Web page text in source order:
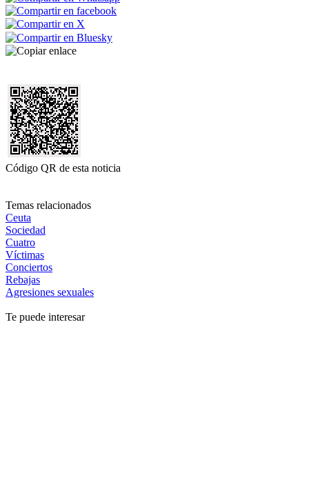
Código QR de esta noticia
Temas relacionados
Ceuta
Sociedad
Cuatro
Víctimas
Conciertos
Rebajas
Agresiones sexuales
Te puede interesar